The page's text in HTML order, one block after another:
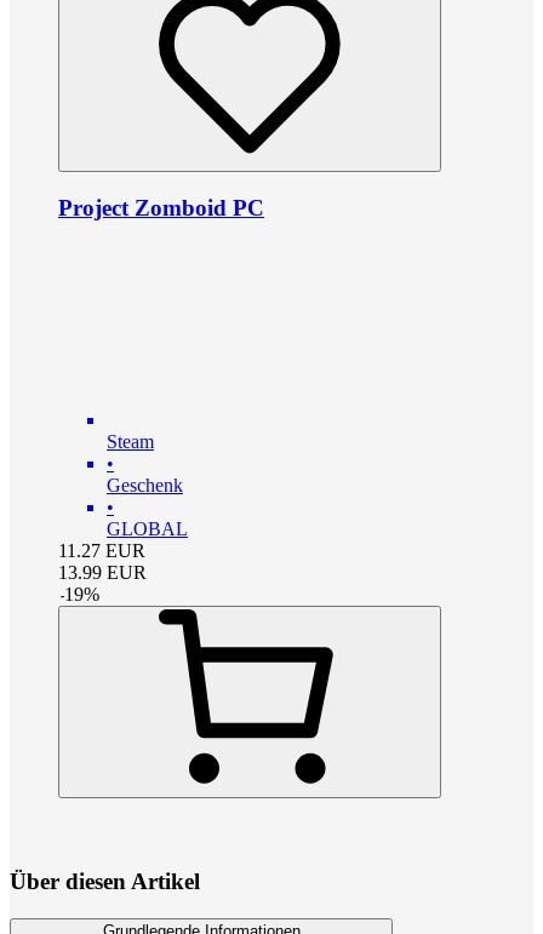
Project Zomboid PC
Steam
•
Geschenk
•
GLOBAL
11.27 EUR
13.99 EUR
-19%
Über diesen Artikel